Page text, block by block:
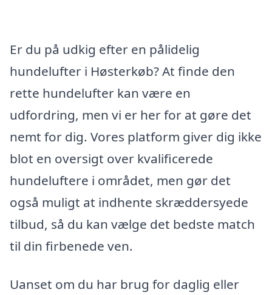
Er du på udkig efter en pålidelig
hundelufter i Høsterkøb? At finde den
rette hundelufter kan være en
udfordring, men vi er her for at gøre det
nemt for dig. Vores platform giver dig ikke
blot en oversigt over kvalificerede
hundeluftere i området, men gør det
også muligt at indhente skræddersyede
tilbud, så du kan vælge det bedste match
til din firbenede ven.
Uanset om du har brug for daglig eller